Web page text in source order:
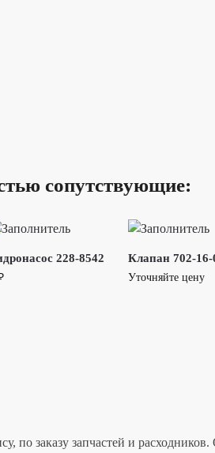
сопутствующие:
228-8542 Клапан 702-16-
Уточняйте цену
по заказу запчастей и